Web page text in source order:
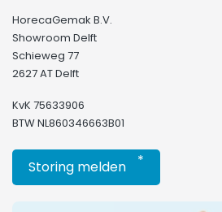
HorecaGemak B.V.
Showroom Delft
Schieweg 77
2627 AT Delft
KvK 75633906
BTW NL860346663B01
Storing melden *